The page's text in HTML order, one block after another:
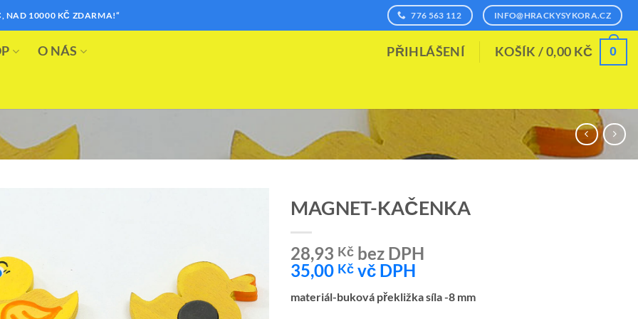
NAD 10000 KČ ZDARMA!“ 776 563 112 INFO@HRACKYSYKORA.CZ
O NÁS PŘIHLÁŠENÍ KOŠÍK /0,00 KČ 0
MAGNET-KAČENKA
28,93 Kčbez DPH
35,00 Kčvč DPH
materiál-buková překližka síla -8 mm